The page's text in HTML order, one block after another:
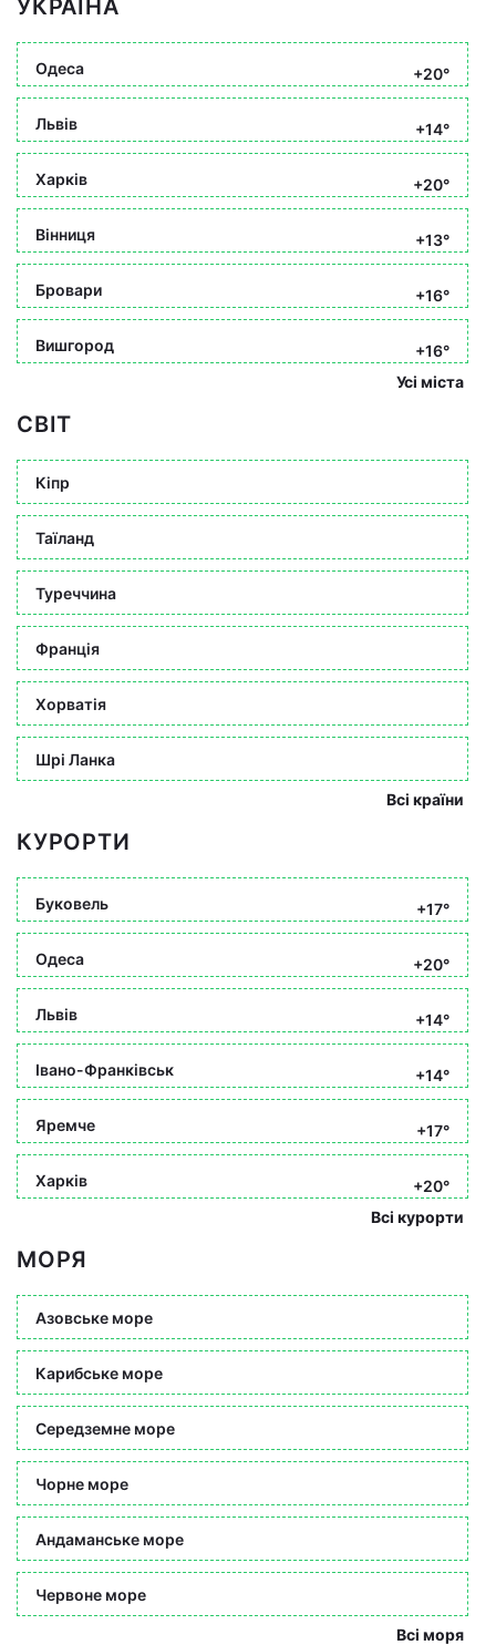
УКРАЇНА
Одеса +20°
Львів +14°
Харків +20°
Вінниця +13°
Бровари +16°
Вишгород
+16°
Усі міста
СВІТ
Кіпр
Таїланд
Туреччина
Франція
Хорватія
Шрі Ланка
Всі країни
КУРОРТИ
Буковель +17°
Одеса +20°
Львів +14°
Івано-Франківськ +14°
Яремче +17°
Харків
+20°
Всі курорти
МОРЯ
Азовське море
Карибське море
Середземне море
Чорне море
Андаманське море
Червоне море
Всі моря